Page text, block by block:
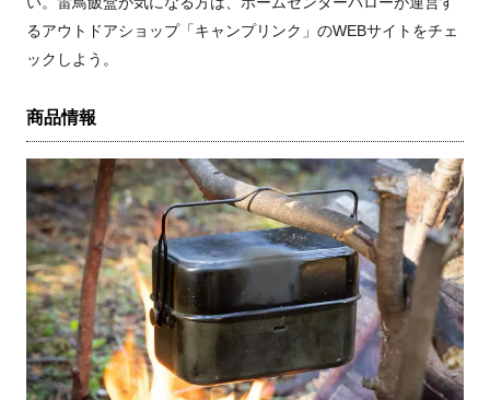
るアウトドアショップ「キャンプリンク」のWEBサイトをチェ
ックしよう。
商品情報